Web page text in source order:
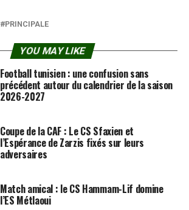
PRINCIPALE
YOU MAY LIKE
Football tunisien : une confusion sans
précédent autour du calendrier de la saison
2026-2027
Coupe de la CAF : Le CS Sfaxien et
l’Espérance de Zarzis fixés sur leurs
adversaires
Match amical : le CS Hammam-Lif domine
l’ES Métlaoui